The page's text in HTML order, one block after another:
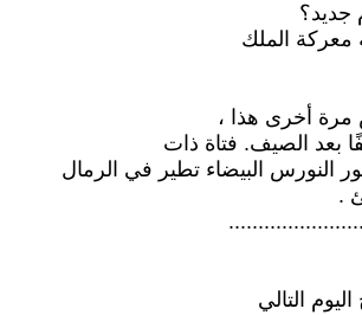
جديد؟
معركة الملك
أخرى هذا ،
بعد الصيف. فتاة ذات
النورس البيضاء تطير في الرمال
.
التالي